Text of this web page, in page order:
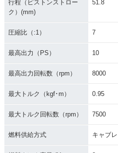
行程（ピストンストロー
ク）(mm)
51.8
圧縮比（:1） 7
最高出力（PS） 10
最高出力回転数（rpm） 8000
最大トルク（kgf･m） 0.95
最大トルク回転数（rpm） 7500
燃料供給方式 キャブ